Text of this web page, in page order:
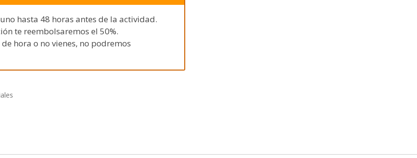
hasta 48 horas antes de la actividad.
te reembolsaremos el 50%.
hora o no vienes, no podremos